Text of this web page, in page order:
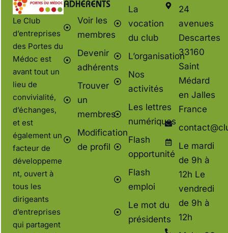
Le Club
d’entreprises
des Portes du
Médoc est
avant tout un
lieu de
convivialité,
d’échanges,
et est
également un
facteur de
développeme
nt, ouvert à
tous les
dirigeants
d’entreprises
qui partagent
ADHÉRENTS
Voir les
membres
Devenir
adhérents
Trouver
un
membres
Modification
de profil
La
vocation
du club
L’organisation
Nos
activités
Les lettres
numériques
Flash
opportunité
Flash
emploi
Le mot du
présidents
24
avenues
Descartes
33160
Saint
Médard
en Jalles
France
Le mardi
de 9h à
12h Le
vendredi
de 9h à
12h